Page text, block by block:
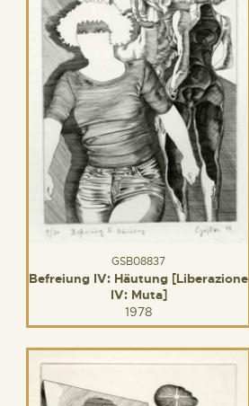
GSB08837
Befreiung IV: Häutung [Liberazione
IV: Muta]
1978